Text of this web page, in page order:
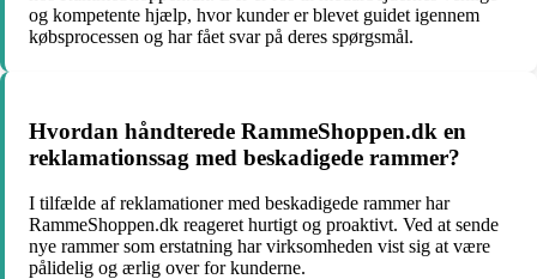
og kompetente hjælp, hvor kunder er blevet guidet igennem
købsprocessen og har fået svar på deres spørgsmål.
Hvordan håndterede RammeShoppen.dk en
reklamationssag med beskadigede rammer?
I tilfælde af reklamationer med beskadigede rammer har
RammeShoppen.dk reageret hurtigt og proaktivt. Ved at sende
nye rammer som erstatning har virksomheden vist sig at være
pålidelig og ærlig over for kunderne.